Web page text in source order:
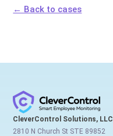
← Back to cases
CleverControl Solutions, LLC
2810 N Church St STE 89852